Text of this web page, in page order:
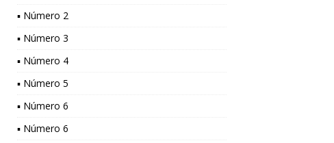
▪ Número 2
▪ Número 3
▪ Número 4
▪ Número 5
▪ Número 6
▪ Número 6